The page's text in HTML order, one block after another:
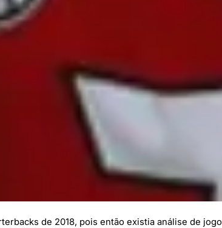
de 2018, pois então existia análise de jogo